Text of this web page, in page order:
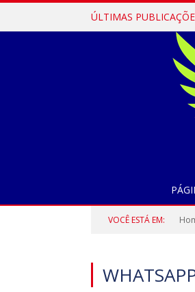
ÚLTIMAS
VOCÊ ESTÁ EM: